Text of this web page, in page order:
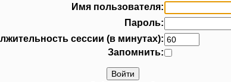
Имя пользователя:
Пароль:
сессии (в минутах):
Запомнить: